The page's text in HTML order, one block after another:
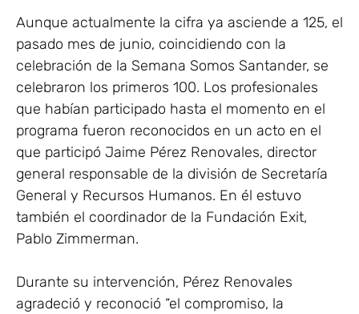
Aunque actualmente la cifra ya asciende a 125, el
pasado mes de junio, coincidiendo con la
celebración de la Semana Somos Santander, se
celebraron los primeros 100. Los profesionales
que habían participado hasta el momento en el
programa fueron reconocidos en un acto en el
que participó Jaime Pérez Renovales, director
general responsable de la división de Secretaría
General y Recursos Humanos. En él estuvo
también el coordinador de la Fundación Exit,
Pablo Zimmerman.
Durante su intervención, Pérez Renovales
agradeció y reconoció “el compromiso, la